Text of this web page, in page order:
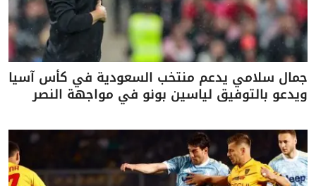
جمال سلامي يدعم منتخب السعودية في كأس آسيا
ويدعو بالتوفيق لياسين بونو في مواجهة النصر